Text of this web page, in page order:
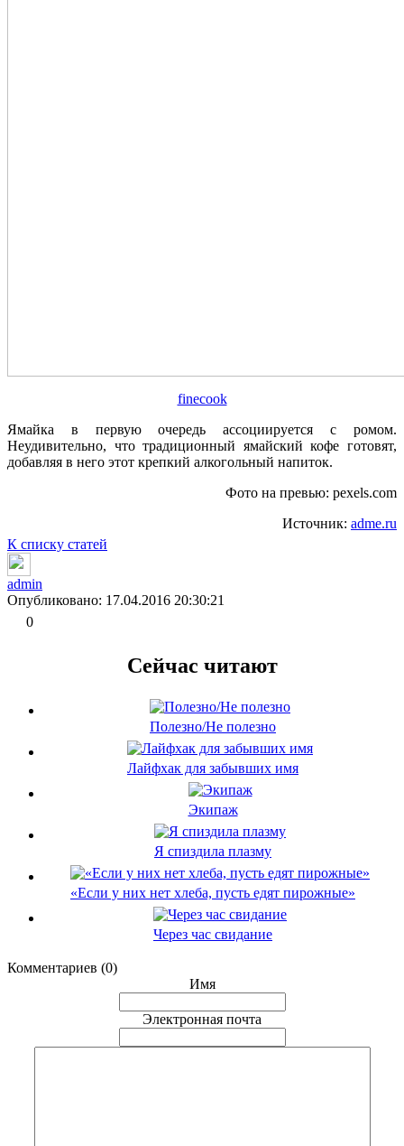
finecook
Ямайка в первую очередь ассоциируется с ромом.
Неудивительно, что традиционный ямайский кофе готовят,
добавляя в него этот крепкий алкогольный напиток.
Фото на превью: pexels.com
Источник: adme.ru
К списку статей
admin
Опубликовано: 17.04.2016 20:30:21
0
Сейчас читают
Полезно/Не полезно
Лайфхак для забывших имя
Экипаж
Я спиздила плазму
«Если у них нет хлеба, пусть едят пирожные»
Через час свидание
Комментариев (0)
Имя
Электронная почта